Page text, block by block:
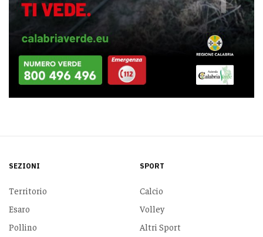
SEZIONI
Territorio
Esaro
Pollino
SPORT
Calcio
Volley
Altri Sport